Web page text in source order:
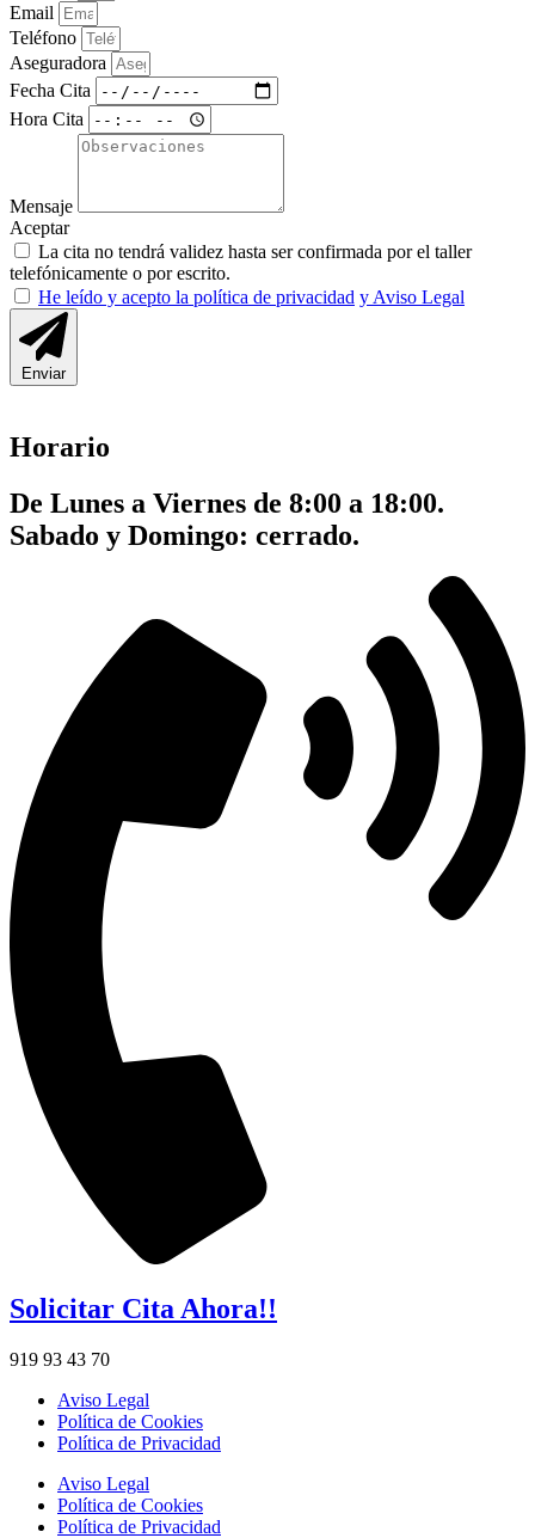
Email
Teléfono
Aseguradora
Fecha Cita
Hora Cita
Mensaje
Aceptar
La cita no tendrá validez hasta ser confirmada por el taller
telefónicamente o por escrito.
He leído y acepto la política de privacidad y Aviso Legal
Enviar
Horario
De Lunes a Viernes de 8:00 a 18:00.
Sabado y Domingo: cerrado.
Solicitar Cita Ahora!!
919 93 43 70
Aviso Legal
Política de Cookies
Política de Privacidad
Aviso Legal
Política de Cookies
Política de Privacidad